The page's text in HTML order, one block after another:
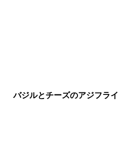
バジルとチーズのアジフライ